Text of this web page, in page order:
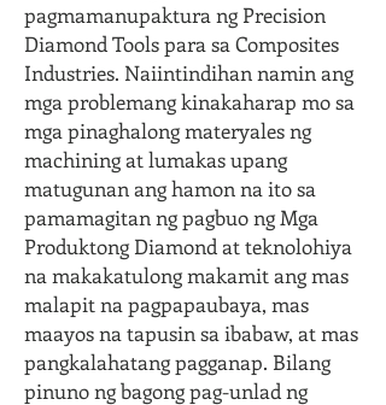
pagmamanupaktura ng Precision
Diamond Tools para sa Composites
Industries. Naiintindihan namin ang
mga problemang kinakaharap mo sa
mga pinaghalong materyales ng
machining at lumakas upang
matugunan ang hamon na ito sa
pamamagitan ng pagbuo ng Mga
Produktong Diamond at teknolohiya
na makakatulong makamit ang mas
malapit na pagpapaubaya, mas
maayos na tapusin sa ibabaw, at mas
pangkalahatang pagganap. Bilang
pinuno ng bagong pag-unlad ng